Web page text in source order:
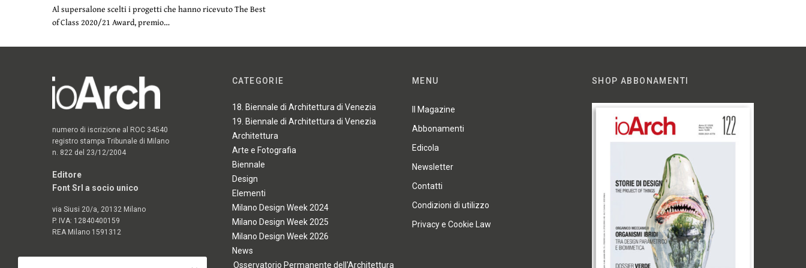
Al supersalone scelti i progetti che hanno ricevuto The Best
of Class 2020/21 Award, premio…
numero di iscrizione al ROC 34540
registro stampa Tribunale di Milano
n. 822 del 23/12/2004
Editore
Font Srl a socio unico
via Siusi 20/a, 20132 Milano
P. IVA: 12840400159
REA Milano 1591312
CATEGORIE
18. Biennale di Architettura di Venezia
19. Biennale di Architettura di Venezia
Architettura
Arte e Fotografia
Biennale
Design
Elementi
Milano Design Week 2024
Milano Design Week 2025
Milano Design Week 2026
News
Osservatorio Permanente dell'Architettura
MENU
Il Magazine
Abbonamenti
Edicola
Newsletter
Contatti
Condizioni di utilizzo
Privacy e Cookie Law
SHOP ABBONAMENTI